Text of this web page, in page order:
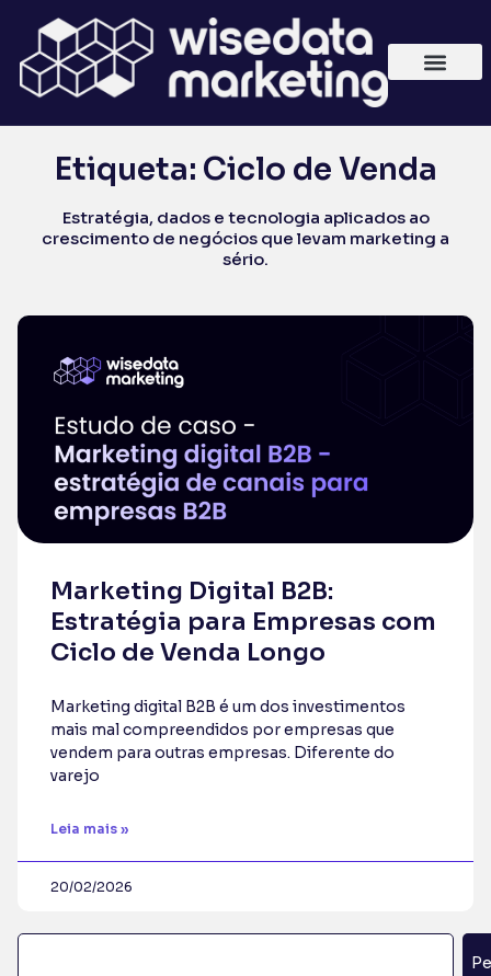
Etiqueta: Ciclo de Venda
Estratégia, dados e tecnologia aplicados ao
crescimento de negócios que levam marketing a
sério.
Marketing Digital B2B:
Estratégia para Empresas com
Ciclo de Venda Longo
Marketing digital B2B é um dos investimentos
mais mal compreendidos por empresas que
vendem para outras empresas. Diferente do
varejo
Leia mais »
20/02/2026